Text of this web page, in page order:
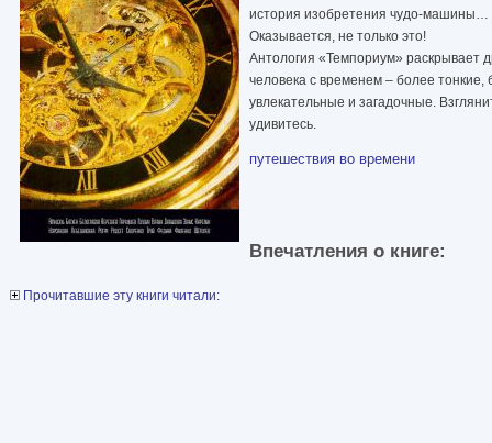
история изобретения чудо-машины…
Оказывается, не только это!
Антология «Темпориум» раскрывает
человека с временем – более
увлекательные и загадочные.
удивитесь.
путешествия во времени
Впечатления о книге:
Прочитавшие эту книги читали: